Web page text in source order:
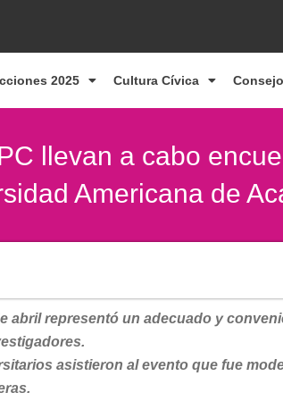
2025 Cultura Cívica
llevan a cabo
Americana de
abril representó un adecuado y
asistieron al evento que fue